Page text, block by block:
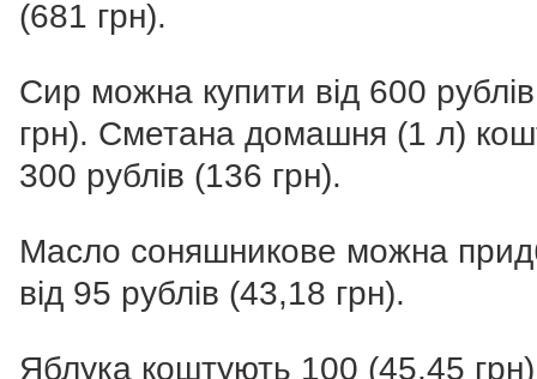
(681 грн).
Сир можна купити від 600
грн). Сметана домашня (1 л)
300 рублів (136 грн).
Масло соняшникове можна
від 95 рублів (43,18 грн).
Яблука коштують 100 (45,45